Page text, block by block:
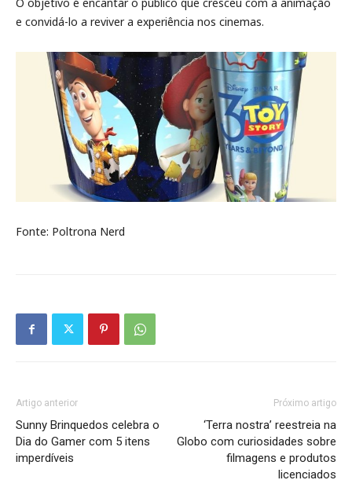
e convidá-lo a reviver a experiência nos cinemas.
Fonte: Poltrona Nerd
Artigo anterior
Sunny Brinquedos celebra o
Dia do Gamer com 5 itens
imperdíveis
Próximo artigo
‘Terra nostra’ reestreia na
Globo com curiosidades sobre
filmagens e produtos
licenciados